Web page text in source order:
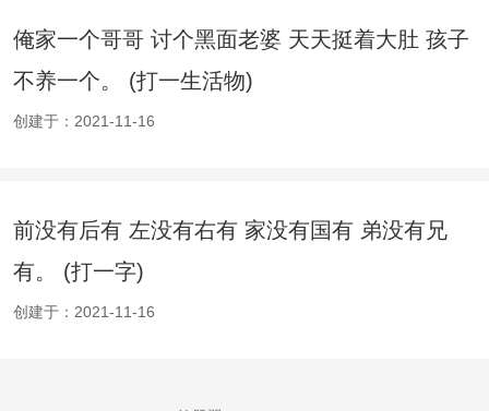
俺家一个哥哥 讨个黑面老婆 天天挺着大肚 孩子
不养一个。 (打一生活物)
创建于：2021-11-16
前没有后有 左没有右有 家没有国有 弟没有兄
有。 (打一字)
创建于：2021-11-16